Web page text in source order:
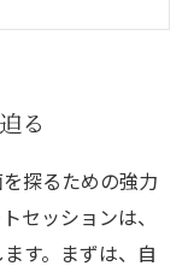
る
探るための強力
セッションは、
す。まずは、自